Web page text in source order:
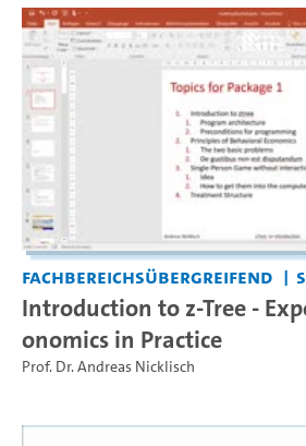
Fachbereichsübergreifend
Introduction to z-Tree -
onomics in Practice
Prof. Dr. Andreas Nicklisch